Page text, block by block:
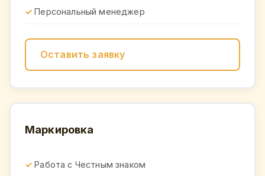
Персональный менеджер
Оставить заявку
Маркировка
Работа с Честным знаком